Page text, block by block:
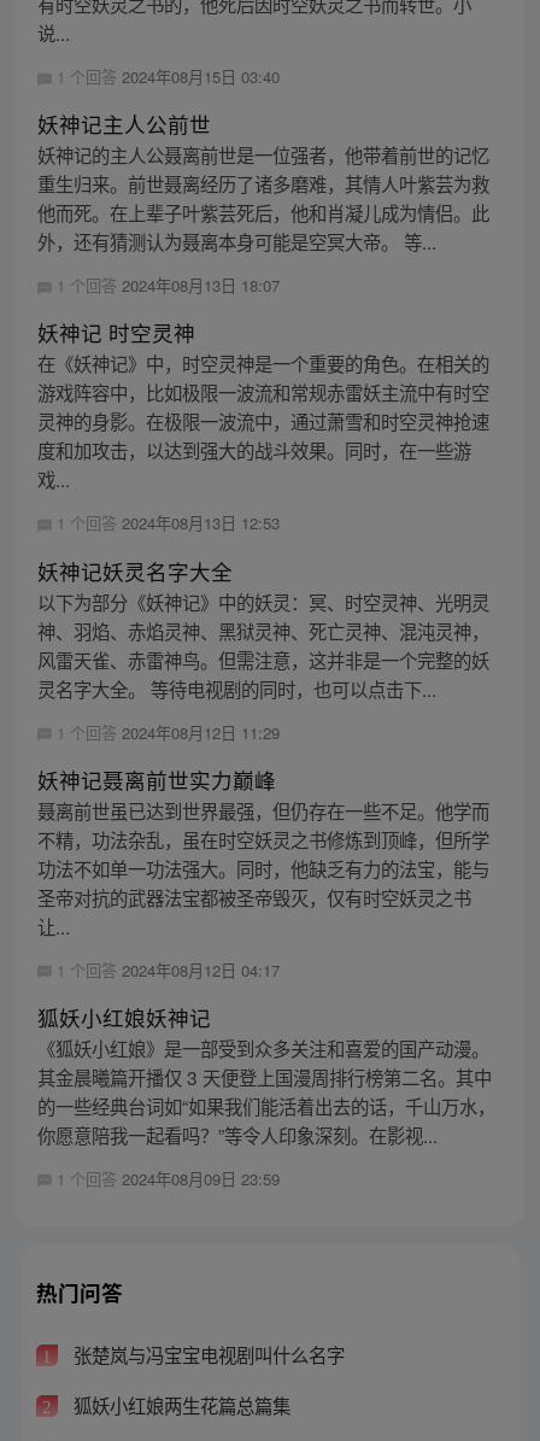
说...
1 个回答 2024年08月15日 03:40
妖神记主人公前世
妖神记的主人公聂离前世是一位强者，他带着前世的记忆
重生归来。前世聂离经历了诸多磨难，其情人叶紫芸为救
他而死。在上辈子叶紫芸死后，他和肖凝儿成为情侣。此
外，还有猜测认为聂离本身可能是空冥大帝。 等...
1 个回答 2024年08月13日 18:07
妖神记 时空灵神
在《妖神记》中，时空灵神是一个重要的角色。在相关的
游戏阵容中，比如极限一波流和常规赤雷妖主流中有时空
灵神的身影。在极限一波流中，通过萧雪和时空灵神抢速
度和加攻击，以达到强大的战斗效果。同时，在一些游
戏...
1 个回答 2024年08月13日 12:53
妖神记妖灵名字大全
以下为部分《妖神记》中的妖灵：冥、时空灵神、光明灵
神、羽焰、赤焰灵神、黑狱灵神、死亡灵神、混沌灵神，
风雷天雀、赤雷神鸟。但需注意，这并非是一个完整的妖
灵名字大全。 等待电视剧的同时，也可以点击下...
1 个回答 2024年08月12日 11:29
妖神记聂离前世实力巅峰
聂离前世虽已达到世界最强，但仍存在一些不足。他学而
不精，功法杂乱，虽在时空妖灵之书修炼到顶峰，但所学
功法不如单一功法强大。同时，他缺乏有力的法宝，能与
圣帝对抗的武器法宝都被圣帝毁灭，仅有时空妖灵之书
让...
1 个回答 2024年08月12日 04:17
狐妖小红娘妖神记
《狐妖小红娘》是一部受到众多关注和喜爱的国产动漫。
其金晨曦篇开播仅 3 天便登上国漫周排行榜第二名。其中
的一些经典台词如“如果我们能活着出去的话，千山万水，
你愿意陪我一起看吗？”等令人印象深刻。在影视...
1 个回答 2024年08月09日 23:59
热门问答
1 张楚岚与冯宝宝电视剧叫什么名字
2 狐妖小红娘两生花篇总篇集